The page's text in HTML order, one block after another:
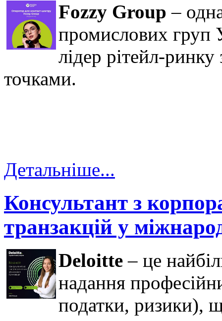
Fozzy Group –
промислових груп
лідер рітейл-
точками.
Детальніше...
Консультант з
транзакцій у
Deloitte – це
надання
податки, ризики),